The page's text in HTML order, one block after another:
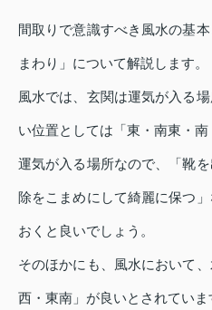
間取りで意識すべき風水の基
まわり」について解説します。
風水では、玄関は運気が入る
い位置としては「東・南東・南
運気が入る場所なので、「靴
除をこまめにして綺麗に保つ
おくと良いでしょう。
そのほかにも、風水において
西・東南」が良いとされていま